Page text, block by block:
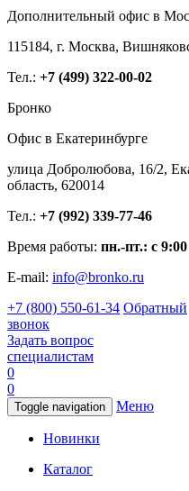
Дополнительный офис в
115184, г. Москва,
Тел.: +7 (499) 322-00-02
Бронко
Офис в Екатеринбурге
улица Добролюбова, 16/2,
область, 620014
Тел.: +7 (992) 339-77-46
Время работы: пн.-пт.: с
E-mail: info@bronko.ru
+7 (800) 550-61-34 Обратный
звонок
Задать вопрос
специалистам
0
0
Toggle navigation Меню
Новинки
Каталог